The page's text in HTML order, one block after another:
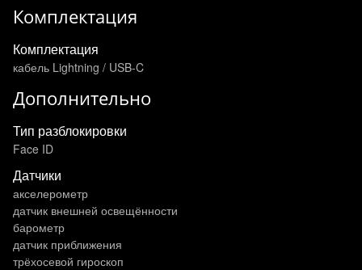
Комплектация
Комплектация
кабель Lightning / USB-C
Дополнительно
Тип разблокировки
Face ID
Датчики
акселерометр
датчик внешней освещённости
барометр
датчик приближения
трёхосевой гироскоп